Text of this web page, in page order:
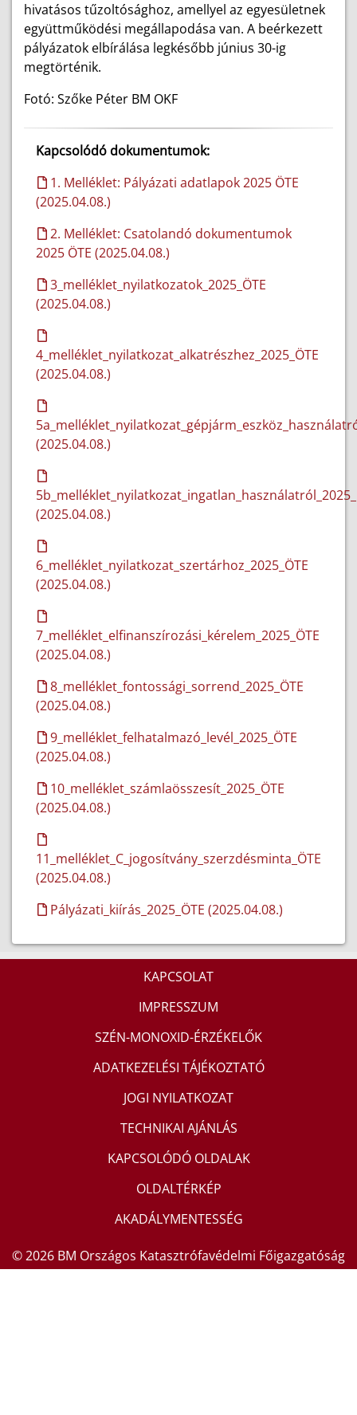
hivatásos tűzoltósághoz, amellyel az egyesületnek
együttműködési megállapodása van. A beérkezett
pályázatok elbírálása legkésőbb június 30-ig
megtörténik.
Fotó: Szőke Péter BM OKF
Kapcsolódó dokumentumok:
1. Melléklet: Pályázati adatlapok 2025 ÖTE
(2025.04.08.)
2. Melléklet: Csatolandó dokumentumok
2025 ÖTE (2025.04.08.)
3_melléklet_nyilatkozatok_2025_ÖTE
(2025.04.08.)
4_melléklet_nyilatkozat_alkatrészhez_2025_ÖTE
(2025.04.08.)
(2025.04.08.)
(2025.04.08.)
6_melléklet_nyilatkozat_szertárhoz_2025_ÖTE
(2025.04.08.)
7_melléklet_elfinanszírozási_kérelem_2025_ÖTE
(2025.04.08.)
8_melléklet_fontossági_sorrend_2025_ÖTE
(2025.04.08.)
9_melléklet_felhatalmazó_levél_2025_ÖTE
(2025.04.08.)
10_melléklet_számlaösszesít_2025_ÖTE
(2025.04.08.)
11_melléklet_C_jogosítvány_szerzdésminta_ÖTE
(2025.04.08.)
Pályázati_kiírás_2025_ÖTE (2025.04.08.)
KAPCSOLAT
IMPRESSZUM
SZÉN-MONOXID-ÉRZÉKELŐK
ADATKEZELÉSI TÁJÉKOZTATÓ
JOGI NYILATKOZAT
TECHNIKAI AJÁNLÁS
KAPCSOLÓDÓ OLDALAK
OLDALTÉRKÉP
AKADÁLYMENTESSÉG
© 2026 BM Országos Katasztrófavédelmi Főigazgatóság